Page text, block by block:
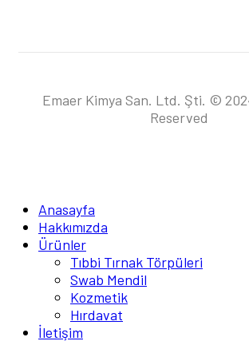
Emaer Kimya San. Ltd. Şti. ©
Reserved
Anasayfa
Hakkımızda
Ürünler
Tıbbi Tırnak Törpüleri
Swab Mendil
Kozmetik
Hırdavat
İletişim